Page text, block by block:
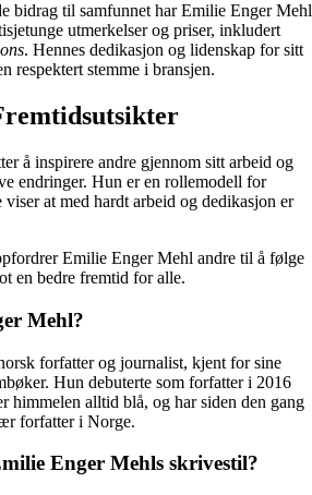
bidrag til samfunnet har Emilie Enger Mehl
utmerkelser og priser, inkludert
. Hennes dedikasjon og lidenskap for sitt
respektert stemme i bransjen.
å inspirere andre gjennom sitt arbeid og
endringer. Hun er en rollemodell for
viser at med hardt arbeid og dedikasjon er
Emilie Enger Mehl andre til å følge
en bedre fremtid for alle.
Mehl?
forfatter og journalist, kjent for sine
Hun debuterte som forfatter i 2016
himmelen alltid blå, og har siden den gang
forfatter i Norge.
Enger Mehls skrivestil?